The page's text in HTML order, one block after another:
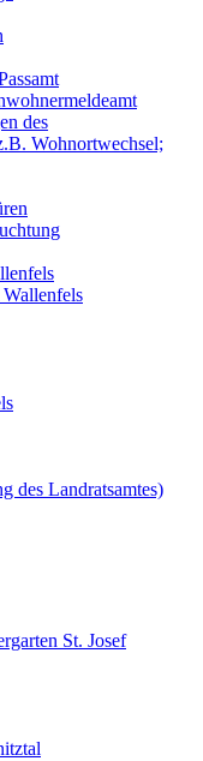
des
Wohnortwechsel;
des Landratsamtes)
St. Josef